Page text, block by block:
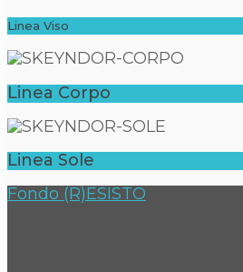
Linea Viso
Linea Corpo
Linea Sole
Fondo (R)ESISTO